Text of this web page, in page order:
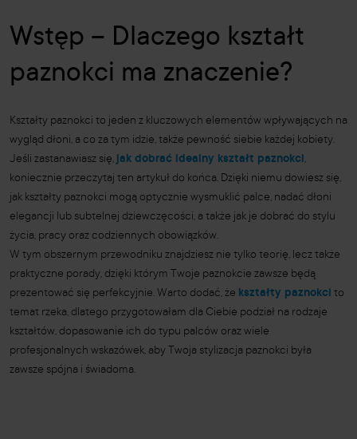
Wstęp – Dlaczego kształt
paznokci ma znaczenie?
Kształty paznokci to jeden z kluczowych elementów wpływających na
wygląd dłoni, a co za tym idzie, także pewność siebie każdej kobiety.
Jeśli zastanawiasz się, jak dobrać idealny kształt paznokci,
koniecznie przeczytaj ten artykuł do końca. Dzięki niemu dowiesz się,
jak kształty paznokci mogą optycznie wysmuklić palce, nadać dłoni
elegancji lub subtelnej dziewczęcości, a także jak je dobrać do stylu
życia, pracy oraz codziennych obowiązków.
W tym obszernym przewodniku znajdziesz nie tylko teorię, lecz także
praktyczne porady, dzięki którym Twoje paznokcie zawsze będą
prezentować się perfekcyjnie. Warto dodać, że kształty paznokci to
temat rzeka, dlatego przygotowałam dla Ciebie podział na rodzaje
kształtów, dopasowanie ich do typu palców oraz wiele
profesjonalnych wskazówek, aby Twoja stylizacja paznokci była
zawsze spójna i świadoma.